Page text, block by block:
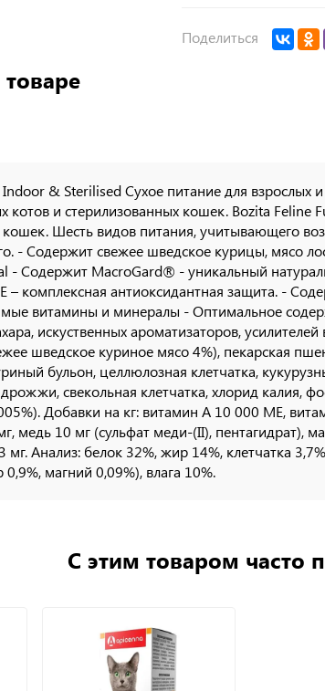
Поделиться
Indoor & Sterilised Сухое питание для
котов и стерилизованных кошек. Bozita Feline
Шесть видов питания, учитывающего
- Содержит свежее шведское курицы, мясо
- Содержит MacroGard® - уникальный
– комплексная антиоксидантная защита. -
витамины и минералы - Оптимальное
искуственных ароматизаторов, усилителей
шведское куриное мясо 4%), пекарская
бульон, целлюлозная клетчатка,
свекольная клетчатка, хлорид калия,
Добавки на кг: витамин А 10 000 МЕ,
медь 10 мг (сульфат меди-(II), пентагидрат),
мг. Анализ: белок 32%, жир 14%, клетчатка
магний 0,09%), влага 10%.
С этим товаром часто